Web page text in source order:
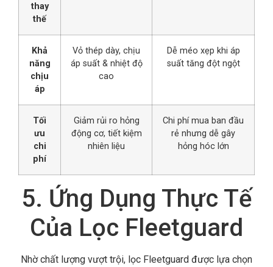
thay
thế
Khả
năng
chịu
áp
Vỏ thép dày, chịu
áp suất & nhiệt độ
cao
Dễ méo xẹp khi áp
suất tăng đột ngột
Tối
ưu
chi
phí
Giảm rủi ro hỏng
động cơ, tiết kiệm
nhiên liệu
Chi phí mua ban đầu
rẻ nhưng dễ gây
hỏng hóc lớn
5. Ứng Dụng Thực Tế
Của Lọc Fleetguard
Nhờ chất lượng vượt trội, lọc Fleetguard được lựa chọn